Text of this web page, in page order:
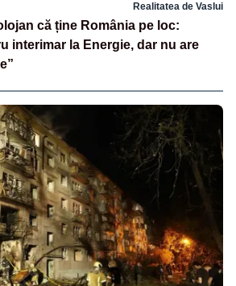
Realitatea de Vaslui
că ține România pe loc:
interimar la Energie, dar nu are